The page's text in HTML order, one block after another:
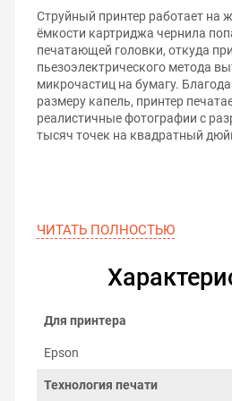
Струйный принтер работает на
ёмкости картриджа чернила
печатающей головки, откуда
пьезоэлектрического метода
микрочастиц на бумагу.
размеру капель, принтер
реалистичные фотографии с
тысяч точек на квадратный
ЧИТАТЬ ПОЛНОСТЬЮ
Для принтера
Epson
Технология печати